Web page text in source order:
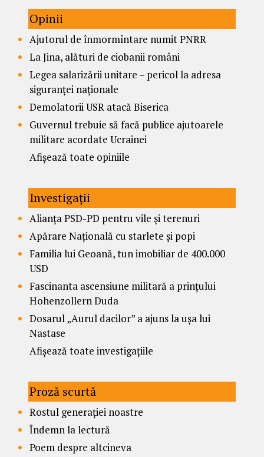
Opinii
Ajutorul de înmormîntare numit PNRR
La Jina, alături de ciobanii români
Legea salarizării unitare – pericol la adresa
siguranței naționale
Demolatorii USR atacă Biserica
Guvernul trebuie să facă publice ajutoarele
militare acordate Ucrainei
Afișează toate opiniile
Investigații
Alianța PSD-PD pentru vile și terenuri
Apărare Națională cu starlete și popi
Familia lui Geoană, tun imobiliar de 400.000
USD
Fascinanta ascensiune militară a prințului
Hohenzollern Duda
Dosarul „Aurul dacilor” a ajuns la ușa lui
Nastase
Afișează toate investigațiile
Proză scurtă
Rostul generației noastre
Îndemn la lectură
Poem despre altcineva